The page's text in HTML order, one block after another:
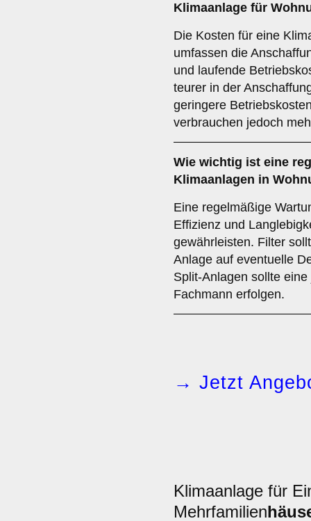
Klimaanlage für
Die Kosten für eine
umfassen die
und laufende
teurer in der
geringere
verbrauchen jedoch
Wie wichtig ist eine
Klimaanlagen in
Eine regelmäßige
Effizienz und
gewährleisten. Filter
Anlage auf eventuelle
Split-Anlagen sollte
Fachmann erfolgen.
→ Jetzt
Klimaanlage für
Mehrfamilien